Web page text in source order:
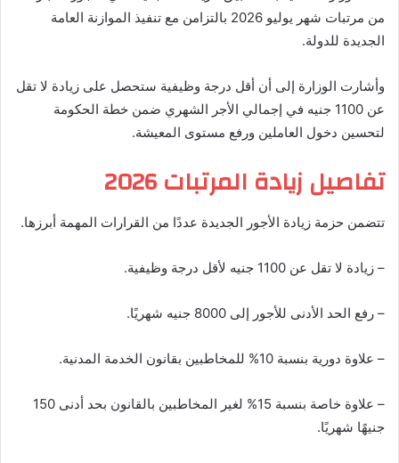
من مرتبات شهر يوليو 2026 بالتزامن مع تنفيذ الموازنة العامة
الجديدة للدولة.
وأشارت الوزارة إلى أن أقل درجة وظيفية ستحصل على زيادة لا تقل
عن 1100 جنيه في إجمالي الأجر الشهري ضمن خطة الحكومة
لتحسين دخول العاملين ورفع مستوى المعيشة.
تفاصيل زيادة المرتبات 2026
تتضمن حزمة زيادة الأجور الجديدة عددًا من القرارات المهمة أبرزها.
– زيادة لا تقل عن 1100 جنيه لأقل درجة وظيفية.
– رفع الحد الأدنى للأجور إلى 8000 جنيه شهريًا.
– علاوة دورية بنسبة 10% للمخاطبين بقانون الخدمة المدنية.
– علاوة خاصة بنسبة 15% لغير المخاطبين بالقانون بحد أدنى 150
جنيهًا شهريًا.